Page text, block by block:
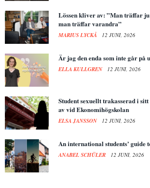
Lössen kliver av: ”Man träffar
man träffar varandra”
MARIUS LYCKÅ 12 JUNI, 2026
Är jag den enda som inte går på
ELLA KULLGREN 12 JUNI, 2026
Student sexuellt trakasserad i
av vid Ekonomihögskolan
ELSA JANSSON 12 JUNI, 2026
An international students’ guide
ANABEL SCHÜLER 12 JUNI, 2026